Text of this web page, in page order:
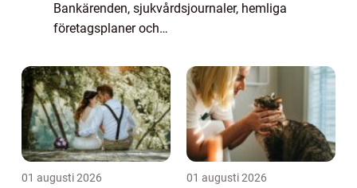
Bankärenden, sjukvårdsjournaler, hemliga
företagsplaner och
passerar i dag genom digitala system. När
angreppen blir mer a...
01 augusti 2026 01 augusti 2026